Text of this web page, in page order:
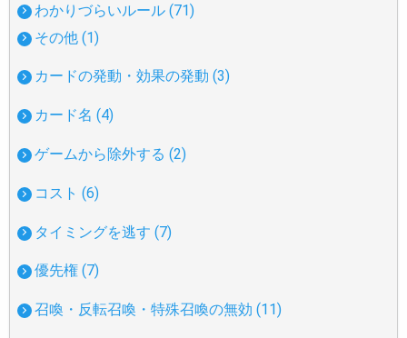
わかりづらいルール (71)
その他 (1)
カードの発動・効果の発動 (3)
カード名 (4)
ゲームから除外する (2)
コスト (6)
タイミングを逃す (7)
優先権 (7)
召喚・反転召喚・特殊召喚の無効 (11)